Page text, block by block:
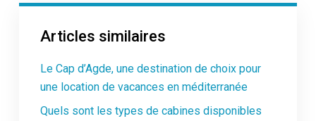
Articles similaires
Le Cap d’Agde, une destination de choix pour
une location de vacances en méditerranée
Quels sont les types de cabines disponibles